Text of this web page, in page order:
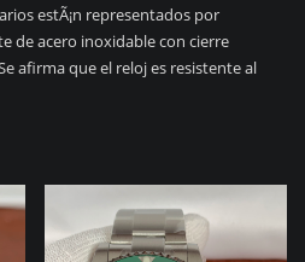
estÃ¡n representados por
de acero inoxidable con cierre
afirma que el reloj es resistente al